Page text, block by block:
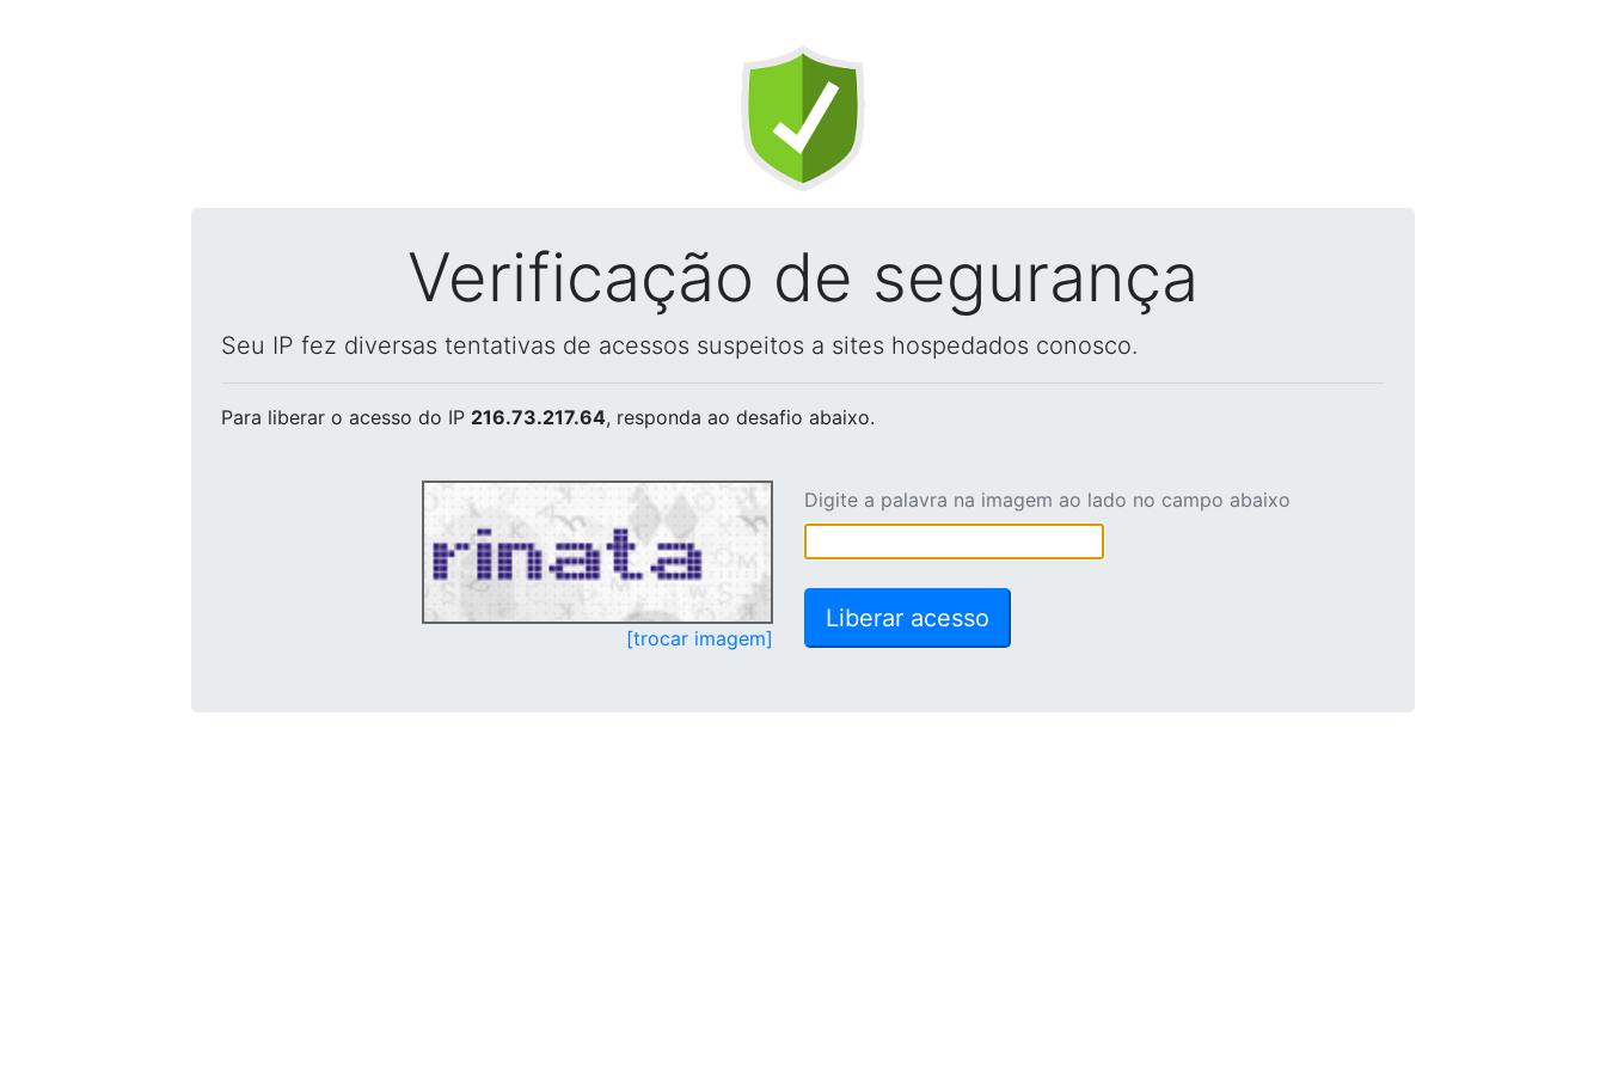
Verificação de segurança
Seu IP fez diversas tentativas de acessos suspeitos a sites hospedados conosco.
Para liberar o acesso do IP 216.73.217.64, responda ao desafio abaixo.
[trocar imagem]
Digite a palavra na imagem ao lado no campo abaixo